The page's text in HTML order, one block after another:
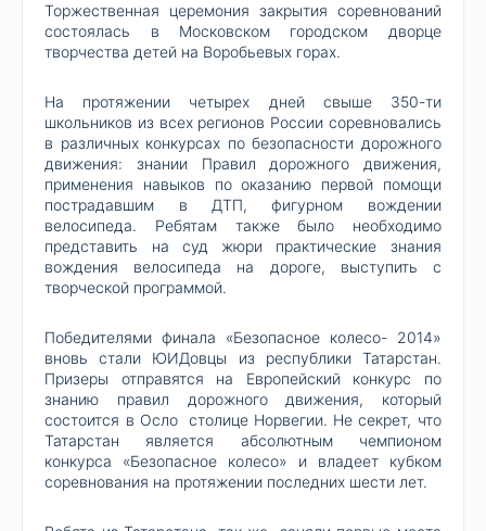
Торжественная церемония закрытия соревнований
состоялась в Московском городском дворце
творчества детей на Воробьевых горах.
На протяжении четырех дней свыше 350-ти
школьников из всех регионов России соревновались
в различных конкурсах по безопасности дорожного
движения: знании Правил дорожного движения,
применения навыков по оказанию первой помощи
пострадавшим в ДТП, фигурном вождении
велосипеда. Ребятам также было необходимо
представить на суд жюри практические знания
вождения велосипеда на дороге, выступить с
творческой программой.
Победителями финала «Безопасное колесо- 2014»
вновь стали ЮИДовцы из республики Татарстан.
Призеры отправятся на Европейский конкурс по
знанию правил дорожного движения, который
состоится в Осло столице Норвегии. Не секрет, что
Татарстан является абсолютным чемпионом
конкурса «Безопасное колесо» и владеет кубком
соревнования на протяжении последних шести лет.